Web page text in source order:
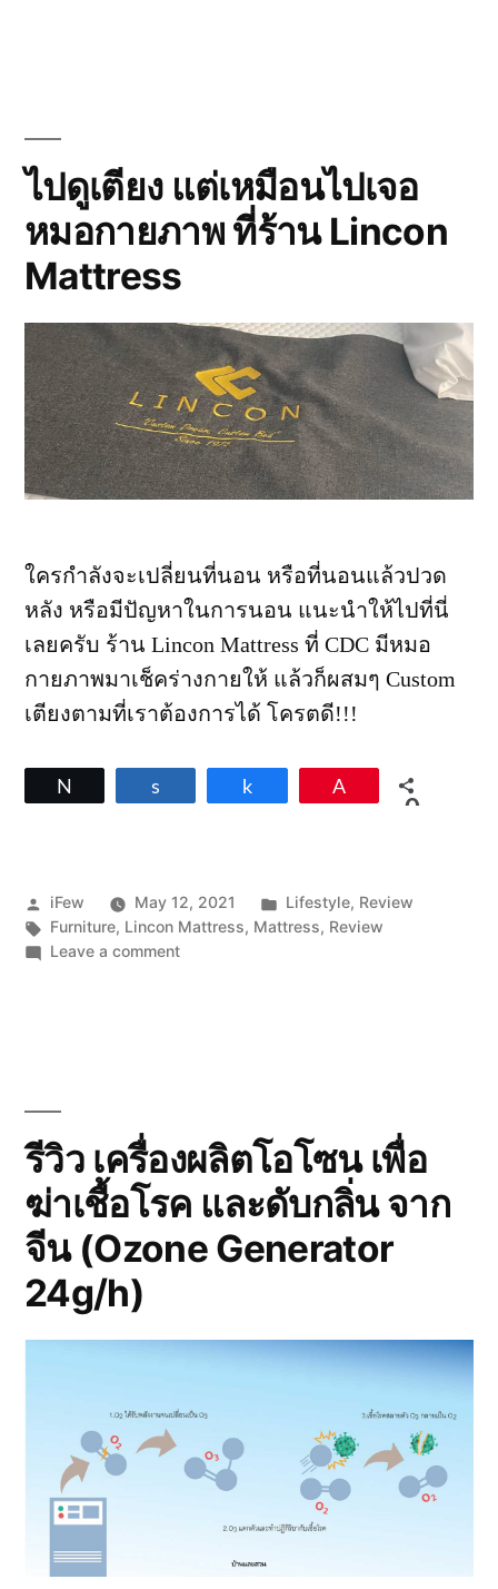
2026
—
Osprey
vs
Granite
vs
Hyperlite
เปรียบ
เทียบ
ครบ
ทุก
มิติ!
ไปดูเตียง แต่เหมือนไปเจอ
หมอกายภาพ ที่ร้าน Lincon
Mattress
ใครกำลังจะเปลี่ยนที่นอน หรือที่นอนแล้วปวด
หลัง หรือมีปัญหาในการนอน แนะนำให้ไปที่นี่
เลยครับ ร้าน Lincon Mattress ที่ CDC มีหมอ
กายภาพมาเช็คร่างกายให้ แล้วก็ผสมๆ Custom
เตียงตามที่เราต้องการได้ โครตดี!!!
0
Posted
by
iFew May 12, 2021
Posted
in
Lifestyle, Review
Tags:
Furniture, Lincon Mattress, Mattress, Review
Leave a commenton
หมอ
กายภาพ
ที่
ร้าน
Lincon
Mattress
รีวิว เครื่องผลิตโอโซน เพื่อ
ฆ่าเชื้อโรค และดับกลิ่น จาก
จีน (Ozone Generator
24g/h)